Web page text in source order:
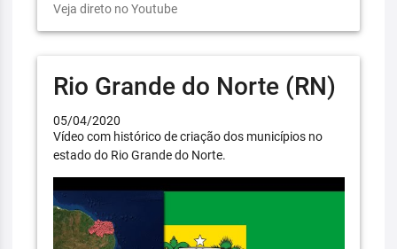
Veja direto no Youtube
Rio Grande do Norte (RN)
05/04/2020
Vídeo com histórico de criação dos municípios no
estado do Rio Grande do Norte.